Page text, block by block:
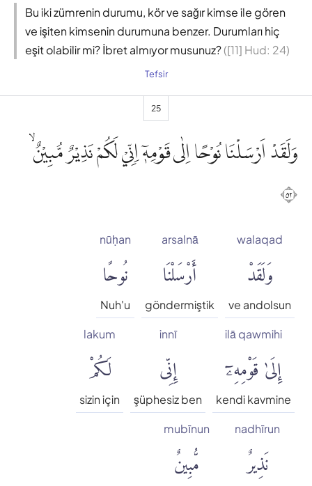
Bu iki zümrenin durumu, kör ve sağır kimse ile gören
ve işiten kimsenin durumuna benzer. Durumları hiç
eşit olabilir mi? İbret almıyor musunuz?([11] Hud: 24)
Tefsir
25
وَلَقَدْ اَرْسَلْنَا نُوْحًا اِلٰى قَوْمِهٖٓ اِنِّيْ لَكُمْ نَذِيْرٌ مُّبِيْنٌ ۙ
٢٥
walaqad
وَلَقَدْ
ve andolsun
arsalnā
أَرْسَلْنَا
göndermiştik
nūḥan
نُوحًا
Nuh'u
ilā qawmihi
إِلَىٰ قَوْمِهِۦٓ
kendi kavmine
innī
إِنِّى
şüphesiz ben
lakum
لَكُمْ
sizin için
nadhīrun
نَذِيرٌ
mubīnun
مُّبِينٌ